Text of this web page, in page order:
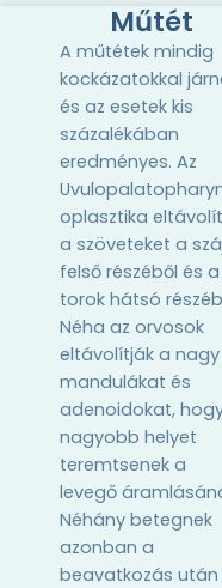
Műtét
A műtétek mindig
kockázatokkal
és az esetek kis
százalékában
eredményes. Az
oplasztika
a szöveteket a
felső részéből és a
torok hátsó
Néha az orvosok
eltávolítják a nagy
mandulákat és
adenoidokat,
nagyobb helyet
teremtsenek a
levegő
Néhány betegnek
azonban a
beavatkozás után